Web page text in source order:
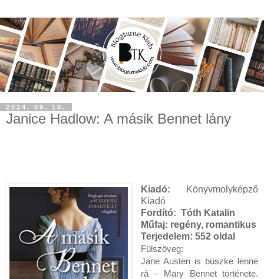
2024. 09. 18.
Janice Hadlow: A másik Bennet lány
Kiadó: Könyvmolyképző
Kiadó
Fordító: Tóth Katalin
Műfaj: regény, romantikus
Terjedelem: 552 oldal
Fülszöveg:
Jane Austen is büszke lenne
rá – Mary Bennet története.